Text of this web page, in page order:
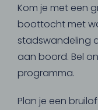
Kom je met een
boottocht met
stadswandeling
aan boord. Bel
programma.
Plan je een